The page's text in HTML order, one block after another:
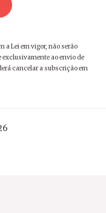
a Lei em vigor, não serão
ao envio de
cancelar a subscrição em